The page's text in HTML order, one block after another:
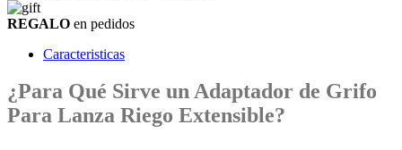
REGALO en pedidos
Caracteristicas
¿Para Qué Sirve un Adaptador de Grifo
Para Lanza Riego Extensible?